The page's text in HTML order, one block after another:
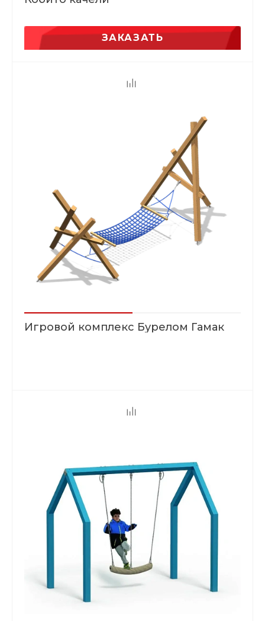
ЗАКАЗАТЬ
Игровой комплекс Бурелом Гамак